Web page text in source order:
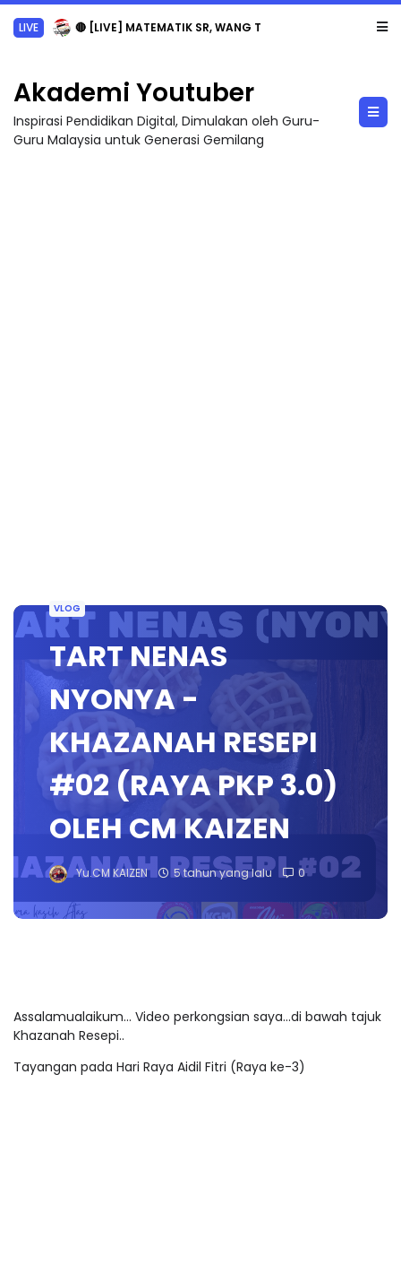
LIVE 🔴 [LIVE] MATEMATIK SR, WANG TAHUN 6 OLEH CIKGU ANITA #ALLINONE #141 #...
Akademi Youtuber
Inspirasi Pendidikan Digital, Dimulakan oleh Guru-
Guru Malaysia untuk Generasi Gemilang
VLOG
TART NENAS
NYONYA -
KHAZANAH RESEPI
#02 (RAYA PKP 3.0)
OLEH CM KAIZEN
Yu.CM KAIZEN 5 tahun yang lalu 0
Assalamualaikum... Video perkongsian saya...di bawah tajuk
Khazanah Resepi..
Tayangan pada Hari Raya Aidil Fitri (Raya ke-3)